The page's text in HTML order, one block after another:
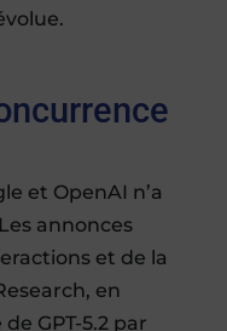
et OpenAI n’a
annonces
et de la
en
GPT-5.2 par